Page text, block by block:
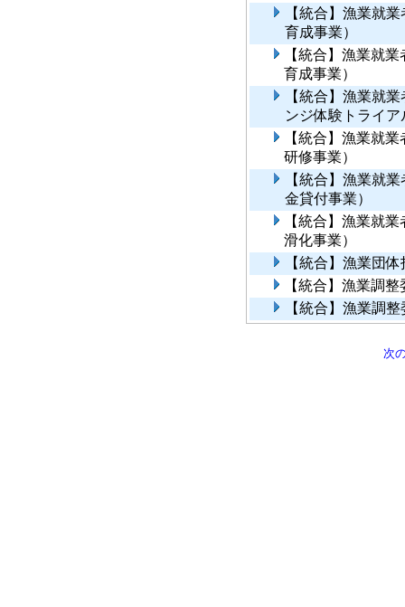
【統合】漁業就
育成事業）
【統合】漁業就
育成事業）
【統合】漁業就
ンジ体験トライア
【統合】漁業就
研修事業）
【統合】漁業就
金貸付事業）
【統合】漁業就
滑化事業）
【統合】漁業団
【統合】漁業調
【統合】漁業調
次